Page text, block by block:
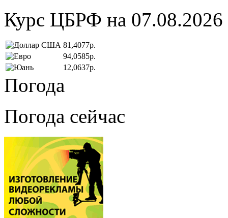
Курс ЦБРФ на 07.08.2026
81,4077р.
94,0585р.
12,0637р.
Погода
Погода сейчас